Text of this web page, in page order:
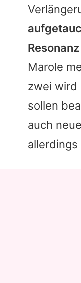
Marole
zwei wird
sollen
auch